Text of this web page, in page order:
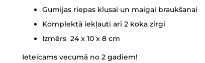
Gumijas riepas klusai un maigai braukšanai
Komplektā iekļauti arī 2 koka zirgi
Izmērs 24 x 10 x 8 cm
Ieteicams vecumā no 2 gadiem!